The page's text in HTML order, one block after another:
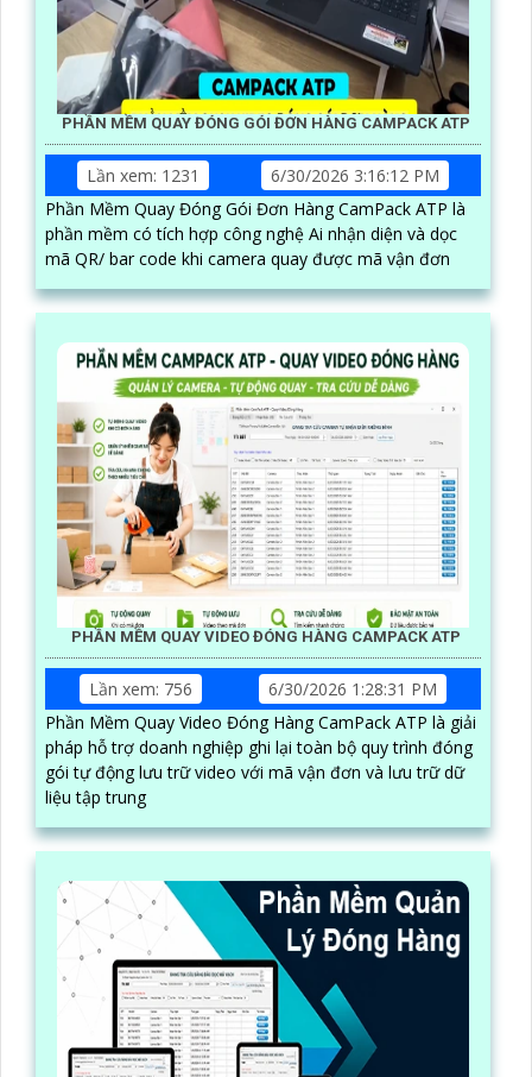
PHẦN MỀM QUAY ĐÓNG GÓI ĐƠN HÀNG CAMPACK ATP
Lần xem: 1231
6/30/2026 3:16:12 PM
Phần Mềm Quay Đóng Gói Đơn Hàng CamPack ATP là
phần mềm có tích hợp công nghệ Ai nhận diện và dọc
mã QR/ bar code khi camera quay được mã vận đơn
PHẦN MỀM QUAY VIDEO ĐÓNG HÀNG CAMPACK ATP
Lần xem: 756
6/30/2026 1:28:31 PM
Phần Mềm Quay Video Đóng Hàng CamPack ATP là giải
pháp hỗ trợ doanh nghiệp ghi lại toàn bộ quy trình đóng
gói tự động lưu trữ video với mã vận đơn và lưu trữ dữ
liệu tập trung